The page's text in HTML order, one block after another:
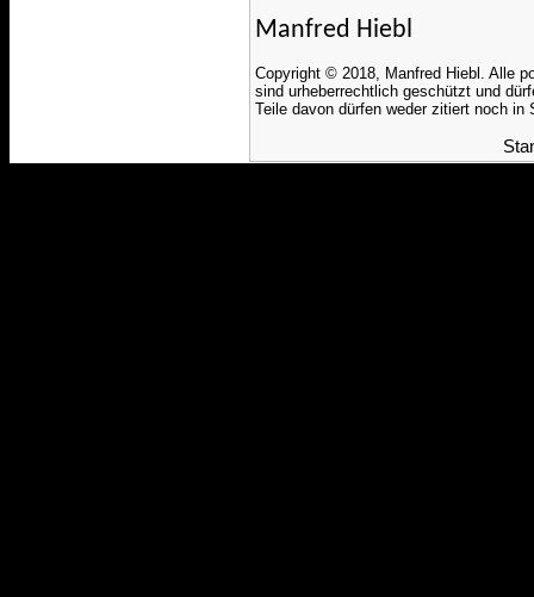
Manfred Hiebl
Copyright © 2018, Manfred Hiebl. Alle
sind urheberrechtlich geschützt und
Teile davon dürfen weder zitiert noch